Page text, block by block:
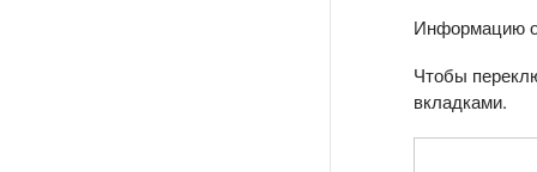
Информацию о
Чтобы
вкладками.